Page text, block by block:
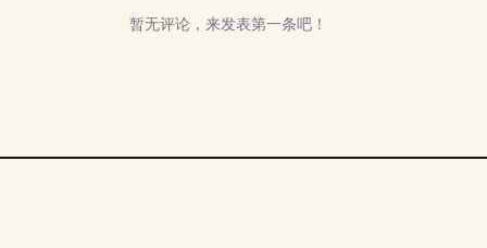
暂无评论，来发表第一条吧！